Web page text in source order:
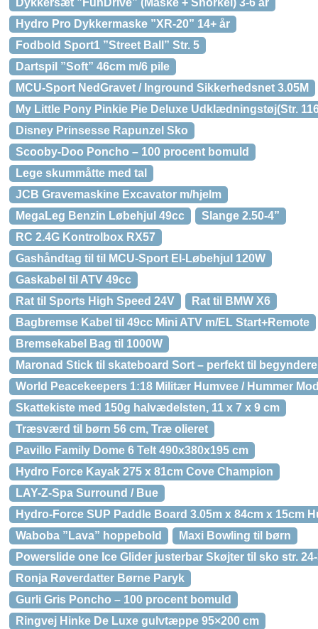
Dykkersæt ”FunDrive” (Maske + Snorkel) 3-6 år
Hydro Pro Dykkermaske ”XR-20” 14+ år
Fodbold Sport1 ”Street Ball” Str. 5
Dartspil ”Soft” 46cm m/6 pile
MCU-Sport NedGravet / Inground Sikkerhedsnet 3.05M
My Little Pony Pinkie Pie Deluxe Udklædningstøj(Str.
Disney Prinsesse Rapunzel Sko
Scooby-Doo Poncho – 100 procent bomuld
Lege skummåtte med tal
JCB Gravemaskine Excavator m/hjelm
MegaLeg Benzin Løbehjul 49cc
Slange 2.50-4”
RC 2.4G Kontrolbox RX57
Gashåndtag til til MCU-Sport El-Løbehjul 120W
Gaskabel til ATV 49cc
Rat til Sports High Speed 24V
Rat til BMW X6
Bagbremse Kabel til 49cc Mini ATV m/EL Start+Remote
Bremsekabel Bag til 1000W
Maronad Stick til skateboard Sort – perfekt til
World Peacekeepers 1:18 Militær Humvee / Hummer
Skattekiste med 150g halvædelsten, 11 x 7 x 9 cm
Træsværd til børn 56 cm, Træ olieret
Pavillo Family Dome 6 Telt 490x380x195 cm
Hydro Force Kayak 275 x 81cm Cove Champion
LAY-Z-Spa Surround / Bue
Hydro-Force SUP Paddle Board 3.05m x 84cm x 15cm
Waboba ”Lava” hoppebold
Maxi Bowling til børn
Powerslide one Ice Glider justerbar Skøjter til sko str.
Ronja Røverdatter Børne Paryk
Gurli Gris Poncho – 100 procent bomuld
Ringvej Hinke De Luxe gulvtæppe 95×200 cm